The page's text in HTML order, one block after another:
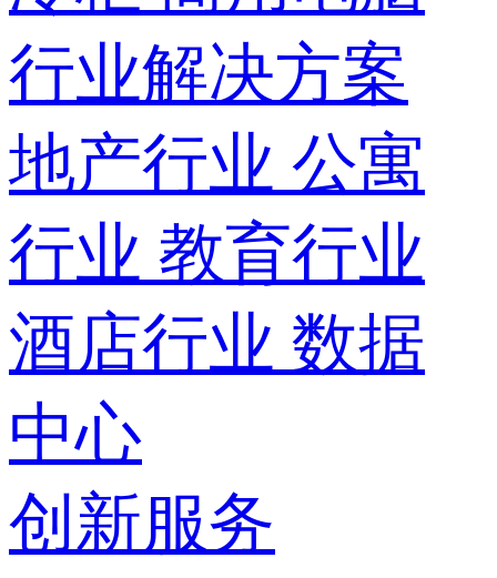
行业解决方案
地产行业 公寓
行业 教育行业
酒店行业 数据
中心
创新服务